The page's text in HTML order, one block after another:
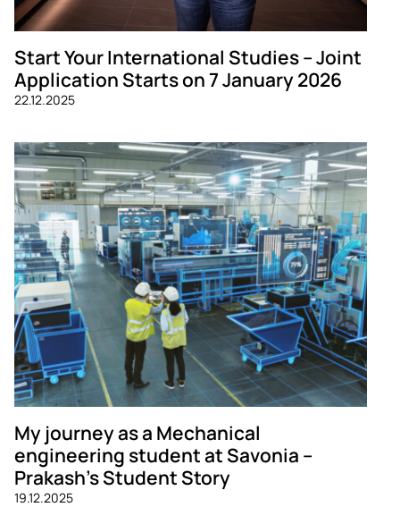
Start Your International Studies – Joint
Application Starts on 7 January 2026
22.12.2025
My journey as a Mechanical
engineering student at Savonia –
Prakash’s Student Story
19.12.2025